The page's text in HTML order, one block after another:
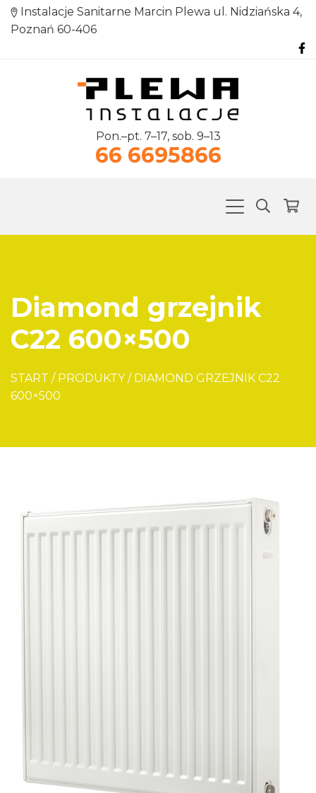
Instalacje Sanitarne Marcin Plewa ul. Nidziańska 4,
Poznań 60-406
Pon.–pt. 7–17, sob. 9–13
66 6695866
Diamond grzejnik
C22 600×500
START / PRODUKTY / DIAMOND GRZEJNIK C22
600×500